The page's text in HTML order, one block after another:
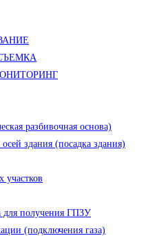
разбивочная основа)
здания (посадка здания)
участков
для получения ГПЗУ
(подключения газа)